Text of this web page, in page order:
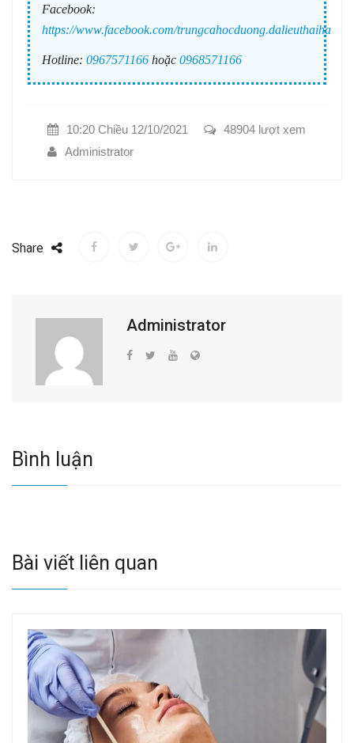
Facebook:
https://www.facebook.com/trungcahocduong.dalieuthaiha
Hotline: 0967571166 hoặc 0968571166
10:20 Chiều 12/10/2021
48904 lượt xem
Administrator
Share
Administrator
Bình luận
Bài viết liên quan